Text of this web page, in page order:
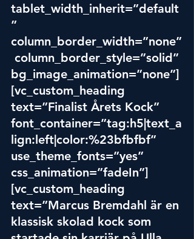
tablet_width_inherit=”default
”
column_border_width=”none”
column_border_style=”solid”
bg_image_animation=”none”]
[vc_custom_heading
text=”Finalist Årets Kock”
font_container=”tag:h5|text_a
lign:left|color:%23bfbfbf”
use_theme_fonts=”yes”
css_animation=”fadeIn”]
[vc_custom_heading
text=”Marcus Bremdahl är en
klassisk skolad kock som